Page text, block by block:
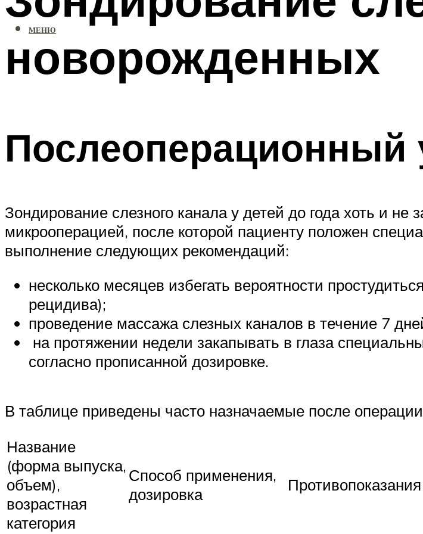
МЕНЮ
новорожденных
Послеоперационный
Зондирование слезного канала у детей до года хоть и не
микрооперацией, после которой пациенту положен
выполнение следующих рекомендаций:
несколько месяцев избегать вероятности
рецидива);
проведение массажа слезных каналов в течение 7
на протяжении недели закапывать в глаза
согласно прописанной дозировке.
В таблице приведены часто назначаемые после
Название
(форма выпуска,
объем),
возрастная
категория
Способ применения,
дозировка
Противопоказания